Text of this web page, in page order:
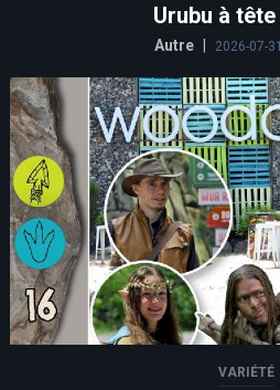
Urubu à
Autre 2026-07-
VARIÉTÉ